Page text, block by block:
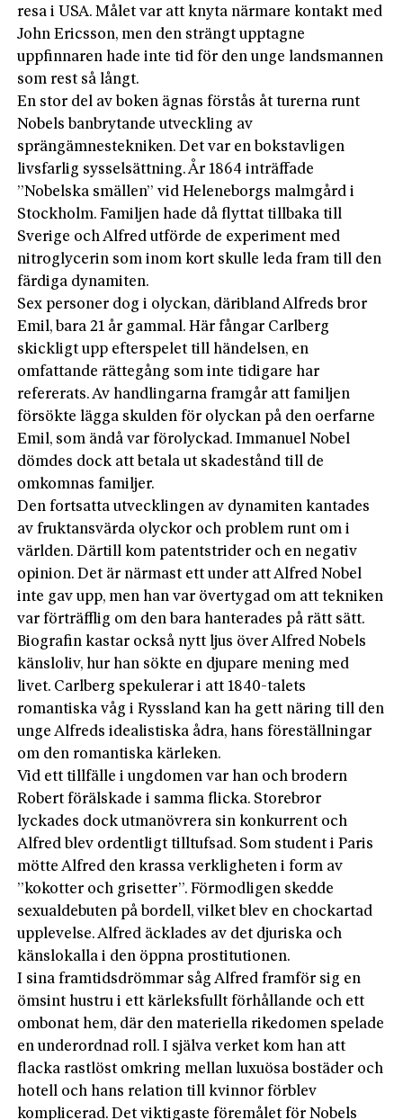
resa i USA. Målet var att knyta närmare kontakt med
John Ericsson, men den strängt upptagne
uppfinnaren hade inte tid för den unge landsmannen
som rest så långt.
En stor del av boken ägnas förstås åt turerna runt
Nobels banbrytande utveckling av
sprängämnestekniken. Det var en bokstavligen
livsfarlig sysselsättning. År 1864 inträffade
”Nobelska smällen” vid Heleneborgs malmgård i
Stockholm. Familjen hade då flyttat tillbaka till
Sverige och Alfred utförde de experiment med
nitroglycerin som inom kort skulle leda fram till den
färdiga dynamiten.
Sex personer dog i olyckan, däribland Alfreds bror
Emil, bara 21 år gammal. Här fångar Carlberg
skickligt upp efterspelet till händelsen, en
omfattande rättegång som inte tidigare har
refererats. Av handlingarna framgår att familjen
försökte lägga skulden för olyckan på den oerfarne
Emil, som ändå var förolyckad. Immanuel Nobel
dömdes dock att betala ut skadestånd till de
omkomnas familjer.
Den fortsatta utvecklingen av dynamiten kantades
av fruktansvärda olyckor och problem runt om i
världen. Därtill kom patentstrider och en negativ
opinion. Det är närmast ett under att Alfred Nobel
inte gav upp, men han var övertygad om att tekniken
var förträfflig om den bara hanterades på rätt sätt.
Biografin kastar också nytt ljus över Alfred Nobels
känsloliv, hur han sökte en djupare mening med
livet. Carlberg spekulerar i att 1840-talets
romantiska våg i Ryssland kan ha gett näring till den
unge Alfreds idealistiska ådra, hans föreställningar
om den romantiska kärleken.
Vid ett tillfälle i ungdomen var han och brodern
Robert förälskade i samma flicka. Storebror
lyckades dock utmanövrera sin konkurrent och
Alfred blev ordentligt tilltufsad. Som student i Paris
mötte Alfred den krassa verkligheten i form av
”kokotter och grisetter”. Förmodligen skedde
sexualdebuten på bordell, vilket blev en chockartad
upplevelse. Alfred äcklades av det djuriska och
känslokalla i den öppna prostitutionen.
I sina framtidsdrömmar såg Alfred framför sig en
ömsint hustru i ett kärleksfullt förhållande och ett
ombonat hem, där den materiella rikedomen spelade
en underordnad roll. I själva verket kom han att
flacka rastlöst omkring mellan luxuösa bostäder och
hotell och hans relation till kvinnor förblev
komplicerad. Det viktigaste föremålet för Nobels